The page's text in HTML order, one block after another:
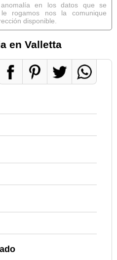
en los datos que se
rogamos nos la comunique
disponible.
en Valletta